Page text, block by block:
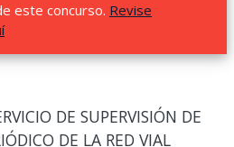
este concurso. Revise
DE SUPERVISIÓN DE
DE LA RED VIAL